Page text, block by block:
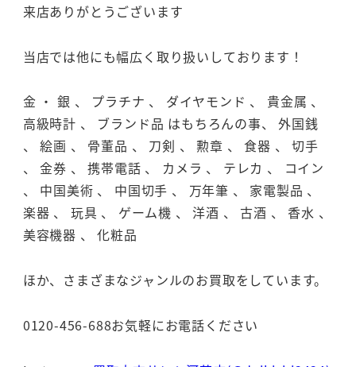
来店ありがとうございます
当店では他にも幅広く取り扱いしております！
金 ・ 銀 、 プラチナ 、 ダイヤモンド 、 貴金属 、
高級時計 、 ブランド品 はもちろんの事、 外国銭
、 絵画 、 骨董品 、 刀剣 、 勲章 、 食器 、 切手
、 金券 、 携帯電話 、 カメラ 、 テレカ 、 コイン
、 中国美術 、 中国切手 、 万年筆 、 家電製品 、
楽器 、 玩具 、 ゲーム機 、 洋酒 、 古酒 、 香水 、
美容機器 、 化粧品
ほか、さまざまなジャンルのお買取をしています。
0120-456-688お気軽にお電話ください